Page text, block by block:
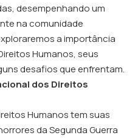
desempenhando um
na comunidade
a importância
Humanos, seus
desafios que enfrentam.
dos Direitos
Humanos tem suas
da Segunda Guerra